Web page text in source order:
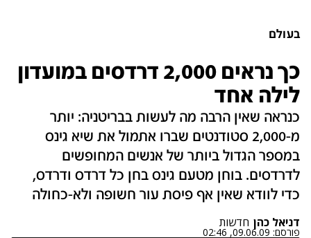
בעולם
כך נראים 2,000 דרדסים במועדון
לילה אחד
כנראה שאין הרבה מה לעשות בבריטניה: יותר
מ-2,000 סטודנטים שברו אתמול את שיא גינס
במספר הגדול ביותר של אנשים המחופשים
לדרדסים. בוחן מטעם גינס בחן כל דרדס ודרדס,
כדי לוודא שאין אף פיסת עור חשופה ולא-כחולה
דניאל כהן חדשות
פורסם: 09.06.09, 02:46